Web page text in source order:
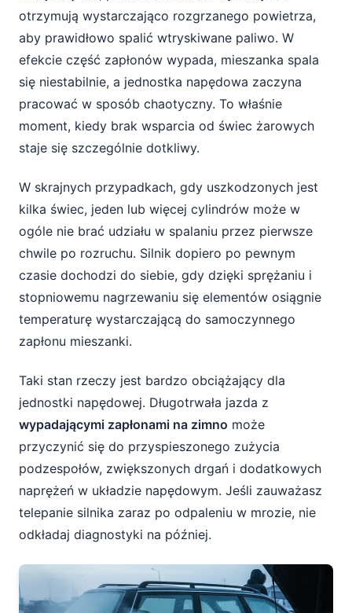
otrzymują wystarczająco rozgrzanego powietrza,
aby prawidłowo spalić wtryskiwane paliwo. W
efekcie część zapłonów wypada, mieszanka spala
się niestabilnie, a jednostka napędowa zaczyna
pracować w sposób chaotyczny. To właśnie
moment, kiedy brak wsparcia od świec żarowych
staje się szczególnie dotkliwy.
W skrajnych przypadkach, gdy uszkodzonych jest
kilka świec, jeden lub więcej cylindrów może w
ogóle nie brać udziału w spalaniu przez pierwsze
chwile po rozruchu. Silnik dopiero po pewnym
czasie dochodzi do siebie, gdy dzięki sprężaniu i
stopniowemu nagrzewaniu się elementów osiągnie
temperaturę wystarczającą do samoczynnego
zapłonu mieszanki.
Taki stan rzeczy jest bardzo obciążający dla
jednostki napędowej. Długotrwała jazda z
wypadającymi zapłonami na zimno może
przyczynić się do przyspieszonego zużycia
podzespołów, zwiększonych drgań i dodatkowych
naprężeń w układzie napędowym. Jeśli zauważasz
telepanie silnika zaraz po odpaleniu w mrozie, nie
odkładaj diagnostyki na później.